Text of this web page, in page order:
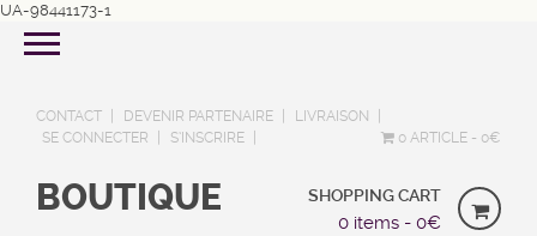
UA-98441173-1
CONTACT DEVENIR PARTENAIRE
LIVRAISON
SE CONNECTER
S’INSCRIRE 0 ARTICLE 0€
BOUTIQUE SHOPPING CART
0 items - 0€